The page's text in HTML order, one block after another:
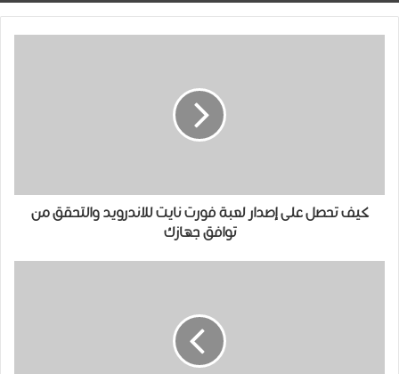
كيف تحصل على إصدار لعبة فورت نايت للاندرويد والتحقق من
توافق جهازك